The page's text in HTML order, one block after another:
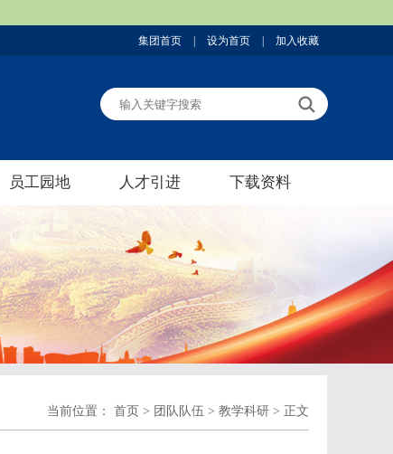
集团首页 设为首页 加入收藏
员工园地 人才引进 下载资料
当前位置： 首页 > 团队队伍 > 教学科研 > 正文